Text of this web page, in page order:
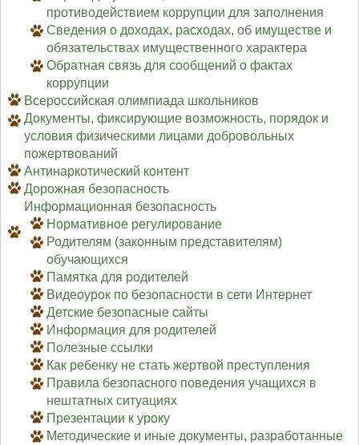
противодействием коррупции для заполнения
Сведения о доходах, расходах, об имуществе и
обязательствах имущественного характера
Обратная связь для сообщений о фактах
коррупции
Всероссийская олимпиада школьников
Документы, фиксирующие возможность, порядок и
условия физическими лицами добровольных
пожертвований
Антинаркотический контент
Дорожная безопасность
Информационная безопасность
Нормативное регулирование
Родителям (законным представителям)
обучающихся
Памятка для родителей
Видеоурок по безопасности в сети Интернет
Детские безопасные сайты
Информация для родителей
Полезные ссылки
Как ребенку не стать жертвой преступления
Правила безопасного поведения учащихся в
нештатных ситуациях
Презентации к уроку
Методические и иные документы, разработанные